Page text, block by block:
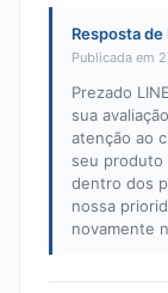
Resposta
Publicada em
Prezado
sua
atenção ao
seu produto
dentro dos
nossa
novamente